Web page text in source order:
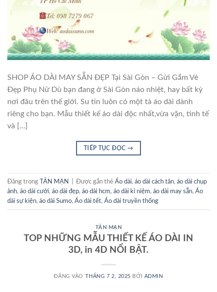
SHOP ÁO DÀI MAY SẴN ĐẸP Tại Sài Gòn – Gửi Gắm Vẻ
Đẹp Phụ Nữ Dù bạn đang ở Sài Gòn náo nhiệt, hay bất kỳ
nơi đâu trên thế giới. Su tin luôn có một tà áo dài dành
riêng cho bạn. Mẫu thiết kế áo dài độc nhất,vừa vặn, tinh tế
và […]
TIẾP TỤC ĐỌC →
Đăng trong TẢN MẠN Được gắn thẻ Áo dài, áo dài cách tân, áo dài chụp
ảnh, áo dài cưới, áo dài đẹp, áo dài hcm, áo dài kỉ niệm, áo dài may sẵn, Áo
dài sự kiện, áo dài Sumo, Áo dài tết, Áo dài truyền thống
TẢN MẠN
TOP NHỮNG MẪU THIẾT KẾ ÁO DÀI IN
3D, in 4D NỔI BẬT.
ĐĂNG VÀO THÁNG 7 2, 2025 BỞI ADMIN